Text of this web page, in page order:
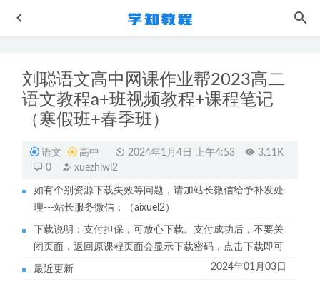
刘聪语文高中网课作业帮2023高二
语文教程a+班视频教程+课程笔记
（寒假班+春季班）
语文 高中 2024年1月4日 上午4:53
3.11K
0
xuezhiwl2
如有个别资源下载失效等问题，请加站长微信给予补发处
理---站长服务微信：（aixuel2）
下载说明：支付担保，可放心下载。支付成功后，不要关
闭页面，返回原课程页面会显示下载密码，点击下载即可
最近更新 2024年01月03日
KFC肯德基系列技术配方课程
熊猫写字课课程识字学字视频教程 2022-10-10
高中语文网课教程作业帮2023张亚柔高三语文a+一轮复习视
频教程+讲义（暑假班）
2022-09-15
作业帮高中物理网课杨会英高三物理a+视频教程+讲义（暑
假班+秋季班）